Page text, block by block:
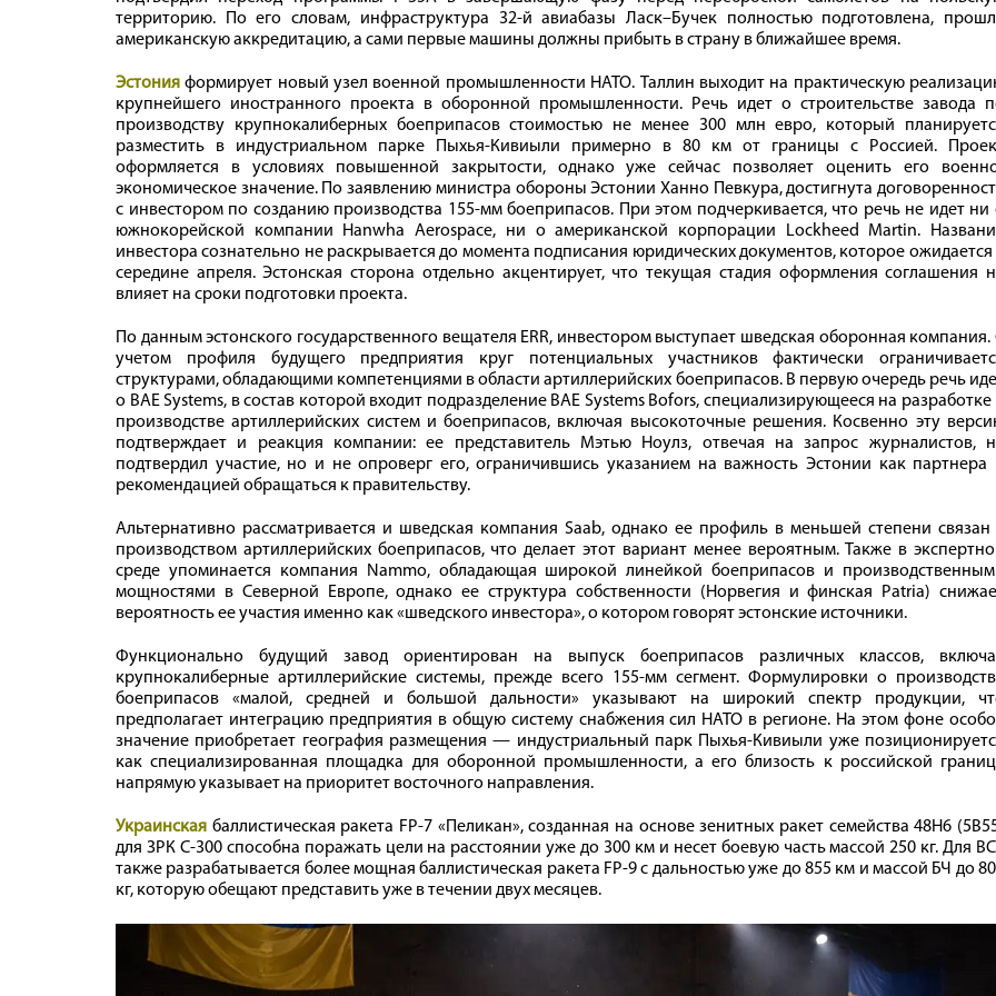
территорию. По его словам, инфраструктура 32-й авиабазы Ласк–Бучек полностью подготовлена,
американскую аккредитацию, а сами первые машины должны прибыть в страну в ближайшее время.
Эстония формирует новый узел военной промышленности НАТО. Таллин выходит на практическую
крупнейшего иностранного проекта в оборонной промышленности. Речь идет о строительстве завода
производству крупнокалиберных боеприпасов стоимостью не менее 300 млн евро, который
разместить в индустриальном парке Пыхья-Кивиыли примерно в 80 км от границы с Россией.
оформляется в условиях повышенной закрытости, однако уже сейчас позволяет оценить его
экономическое значение. По заявлению министра обороны Эстонии Ханно Певкура, достигнута
с инвестором по созданию производства 155-мм боеприпасов. При этом подчеркивается, что речь не идет ни
южнокорейской компании Hanwha Aerospace, ни о американской корпорации Lockheed Martin.
инвестора сознательно не раскрывается до момента подписания юридических документов, которое ожидается
середине апреля. Эстонская сторона отдельно акцентирует, что текущая стадия оформления соглашения
влияет на сроки подготовки проекта.
По данным эстонского государственного вещателя ERR, инвестором выступает шведская оборонная компания.
учетом профиля будущего предприятия круг потенциальных участников фактически
структурами, обладающими компетенциями в области артиллерийских боеприпасов. В первую очередь речь
о BAE Systems, в состав которой входит подразделение BAE Systems Bofors, специализирующееся на разработке
производстве артиллерийских систем и боеприпасов, включая высокоточные решения. Косвенно эту
подтверждает и реакция компании: ее представитель Мэтью Ноулз, отвечая на запрос журналистов,
подтвердил участие, но и не опроверг его, ограничившись указанием на важность Эстонии как партнера
рекомендацией обращаться к правительству.
Альтернативно рассматривается и шведская компания Saab, однако ее профиль в меньшей степени связан
производством артиллерийских боеприпасов, что делает этот вариант менее вероятным. Также в
среде упоминается компания Nammo, обладающая широкой линейкой боеприпасов и
мощностями в Северной Европе, однако ее структура собственности (Норвегия и финская Patria)
вероятность ее участия именно как «шведского инвестора», о котором говорят эстонские источники.
Функционально будущий завод ориентирован на выпуск боеприпасов различных классов,
крупнокалиберные артиллерийские системы, прежде всего 155-мм сегмент. Формулировки о
боеприпасов «малой, средней и большой дальности» указывают на широкий спектр продукции,
предполагает интеграцию предприятия в общую систему снабжения сил НАТО в регионе. На этом фоне
значение приобретает география размещения — индустриальный парк Пыхья-Кивиыли уже
как специализированная площадка для оборонной промышленности, а его близость к российской
напрямую указывает на приоритет восточного направления.
Украинская баллистическая ракета FP-7 «Пеликан», созданная на основе зенитных ракет семейства 48Н6
для ЗРК С-300 способна поражать цели на расстоянии уже до 300 км и несет боевую часть массой 250 кг. Для
также разрабатывается более мощная баллистическая ракета FP-9 с дальностью уже до 855 км и массой БЧ до
кг, которую обещают представить уже в течении двух месяцев.